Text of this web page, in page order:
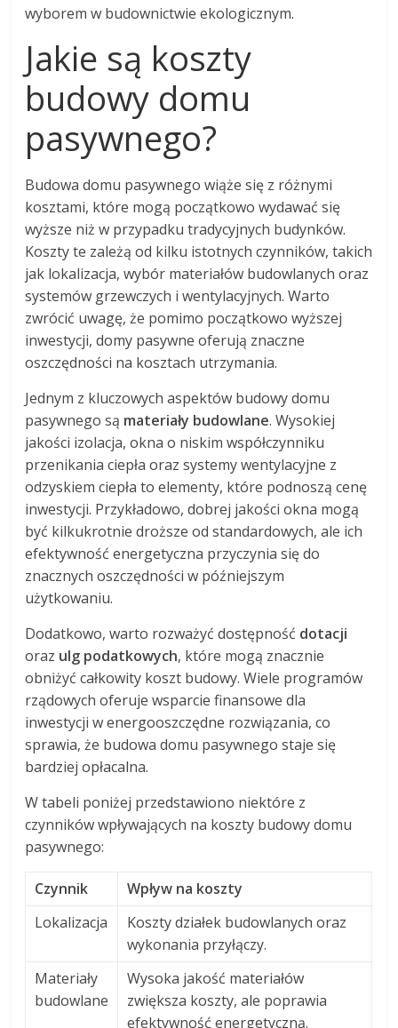
wyborem w budownictwie ekologicznym.
Jakie są koszty
budowy domu
pasywnego?
Budowa domu pasywnego wiąże się z różnymi
kosztami, które mogą początkowo wydawać się
wyższe niż w przypadku tradycyjnych budynków.
Koszty te zależą od kilku istotnych czynników, takich
jak lokalizacja, wybór materiałów budowlanych oraz
systemów grzewczych i wentylacyjnych. Warto
zwrócić uwagę, że pomimo początkowo wyższej
inwestycji, domy pasywne oferują znaczne
oszczędności na kosztach utrzymania.
Jednym z kluczowych aspektów budowy domu
pasywnego są materiały budowlane. Wysokiej
jakości izolacja, okna o niskim współczynniku
przenikania ciepła oraz systemy wentylacyjne z
odzyskiem ciepła to elementy, które podnoszą cenę
inwestycji. Przykładowo, dobrej jakości okna mogą
być kilkukrotnie droższe od standardowych, ale ich
efektywność energetyczna przyczynia się do
znacznych oszczędności w późniejszym
użytkowaniu.
Dodatkowo, warto rozważyć dostępność dotacji
oraz ulg podatkowych, które mogą znacznie
obniżyć całkowity koszt budowy. Wiele programów
rządowych oferuje wsparcie finansowe dla
inwestycji w energooszczędne rozwiązania, co
sprawia, że budowa domu pasywnego staje się
bardziej opłacalna.
W tabeli poniżej przedstawiono niektóre z
czynników wpływających na koszty budowy domu
pasywnego:
Czynnik
Wpływ na koszty
Lokalizacja
Koszty działek budowlanych oraz
wykonania przyłączy.
Materiały
budowlane
Wysoka jakość materiałów
zwiększa koszty, ale poprawia
efektywność energetyczną.